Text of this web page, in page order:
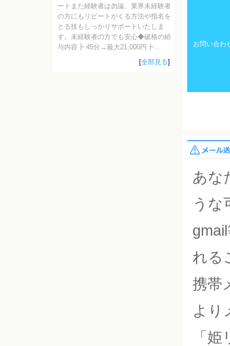
ートまた経験者は勿論、業界未経験者
の方にもリピートがくる方法や指名を
とる技もしっかりサポートいたしま
す。未経験者の方でも安心◆破格の給
与内容┣ 45分→最大21,000円┣...
[全部見る]
お問い合わ
あな
うな
れる
携帯
より
「